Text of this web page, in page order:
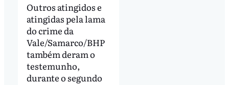
Outros atingidos e
atingidas pela lama
do crime da
Vale/Samarco/BHP
também deram o
testemunho,
durante o segundo